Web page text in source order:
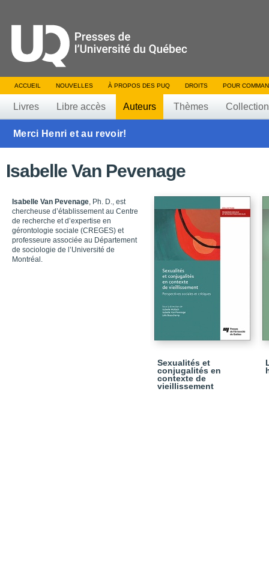
ACCUEIL NOUVELLES À PROPOS DES PUQ DROITS POUR
Livres Libre accès Auteurs Thèmes
Merci Henri et au revoir!
Isabelle Van Pevenage
Isabelle Van Pevenage, Ph. D., est
chercheuse d’établissement au Centre
de recherche et d’expertise en
gérontologie sociale (CREGES) et
professeure associée au Département
de sociologie de l’Université de
Montréal.
Sexualités et
conjugalités en
contexte de
vieillissement